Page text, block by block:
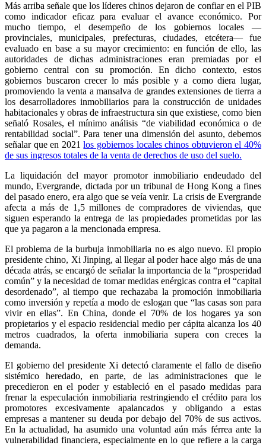
Más arriba señale que los líderes chinos dejaron de confiar en el PIB
como indicador eficaz para evaluar el avance económico. Por
mucho tiempo, el desempeño de los gobiernos locales —
provinciales, municipales, prefecturas, ciudades, etcétera— fue
evaluado en base a su mayor crecimiento: en función de ello, las
autoridades de dichas administraciones eran premiadas por el
gobierno central con su promoción. En dicho contexto, estos
gobiernos buscaron crecer lo más posible y a como diera lugar,
promoviendo la venta a mansalva de grandes extensiones de tierra a
los desarrolladores inmobiliarios para la construcción de unidades
habitacionales y obras de infraestructura sin que existiese, como bien
señaló Rosales, el mínimo análisis “de viabilidad económica o de
rentabilidad social”. Para tener una dimensión del asunto, debemos
señalar que en 2021los gobiernos locales chinos obtuvieron el 40%
de sus ingresos totales de la venta de derechos de uso del suelo.
La liquidación del mayor promotor inmobiliario endeudado del
mundo, Evergrande, dictada por un tribunal de Hong Kong a fines
del pasado enero, era algo que se veía venir. La crisis de Evergrande
afecta a más de 1,5 millones de compradores de viviendas, que
siguen esperando la entrega de las propiedades prometidas por las
que ya pagaron a la mencionada empresa.
El problema de la burbuja inmobiliaria no es algo nuevo. El propio
presidente chino, Xi Jinping, al llegar al poder hace algo más de una
década atrás, se encargó de señalar la importancia de la “prosperidad
común” y la necesidad de tomar medidas enérgicas contra el “capital
desordenado”, al tiempo que rechazaba la promoción inmobiliaria
como inversión y repetía a modo de eslogan que “las casas son para
vivir en ellas”. En China, donde el 70% de los hogares ya son
propietarios y el espacio residencial medio per cápita alcanza los 40
metros cuadrados, la oferta inmobiliaria supera con creces la
demanda.
El gobierno del presidente Xi detectó claramente el fallo de diseño
sistémico heredado, en parte, de las administraciones que le
precedieron en el poder y estableció en el pasado medidas para
frenar la especulación inmobiliaria restringiendo el crédito para los
promotores excesivamente apalancados y obligando a estas
empresas a mantener su deuda por debajo del 70% de sus activos.
En la actualidad, ha asumido una voluntad aún más férrea ante la
vulnerabilidad financiera, especialmente en lo que refiere a la carga